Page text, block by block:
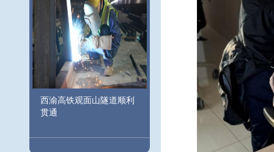
西渝高铁观面山隧道顺利
贯通